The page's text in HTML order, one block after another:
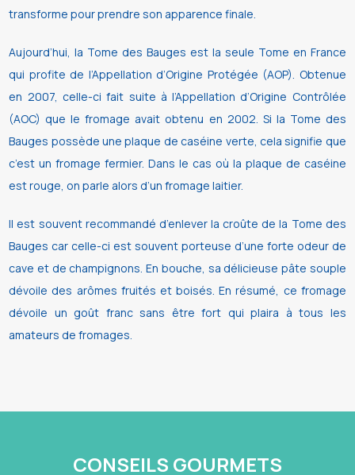
transforme pour prendre son apparence finale.
Aujourd’hui, la Tome des Bauges est la seule Tome en France
qui profite de l’Appellation d’Origine Protégée (AOP). Obtenue
en 2007, celle-ci fait suite à l’Appellation d’Origine Contrôlée
(AOC) que le fromage avait obtenu en 2002. Si la Tome des
Bauges possède une plaque de caséine verte, cela signifie que
c’est un fromage fermier. Dans le cas où la plaque de caséine
est rouge, on parle alors d’un fromage laitier.
Il est souvent recommandé d’enlever la croûte de la Tome des
Bauges car celle-ci est souvent porteuse d’une forte odeur de
cave et de champignons. En bouche, sa délicieuse pâte souple
dévoile des arômes fruités et boisés. En résumé, ce fromage
dévoile un goût franc sans être fort qui plaira à tous les
amateurs de fromages.
CONSEILS GOURMETS